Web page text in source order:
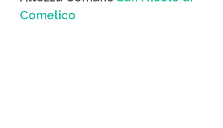
Comelico